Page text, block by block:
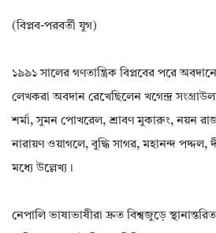
(বিপ্লব-পরবর্তী যুগ)
১৯৯১ সালের গণতান্ত্রিক বিপ্লবের পরে
লেখকরা অবদান রেখেছিলেন খগেন্দ্র
শর্মা, সুমন পোখরেল, শ্রাবণ মুকারুং, নয়ন
নারায়ণ ওয়াগলে, বুদ্ধি সাগর, মহানন্দ
মধ্যে উল্লেখ্য।
নেপালি ভাষাভাষীরা দ্রুত বিশ্বজুড়ে